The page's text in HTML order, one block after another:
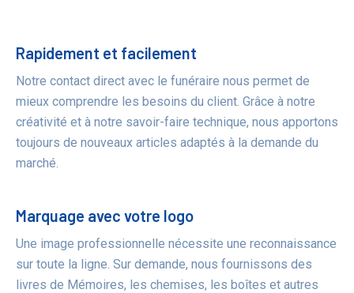
Bénéfices
Rapidement et facilement
Notre contact direct avec le funéraire nous permet de
mieux comprendre les besoins du client. Grâce à notre
créativité et à notre savoir-faire technique, nous apportons
toujours de nouveaux articles adaptés à la demande du
marché.
Marquage avec votre logo
Une image professionnelle nécessite une reconnaissance
sur toute la ligne. Sur demande, nous fournissons des
livres de Mémoires, les chemises, les boîtes et autres